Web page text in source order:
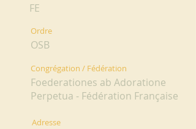
FE
Ordre
OSB
Congrégation / Fédération
Foederationes ab Adoratione
Perpetua - Fédération Française
Adresse